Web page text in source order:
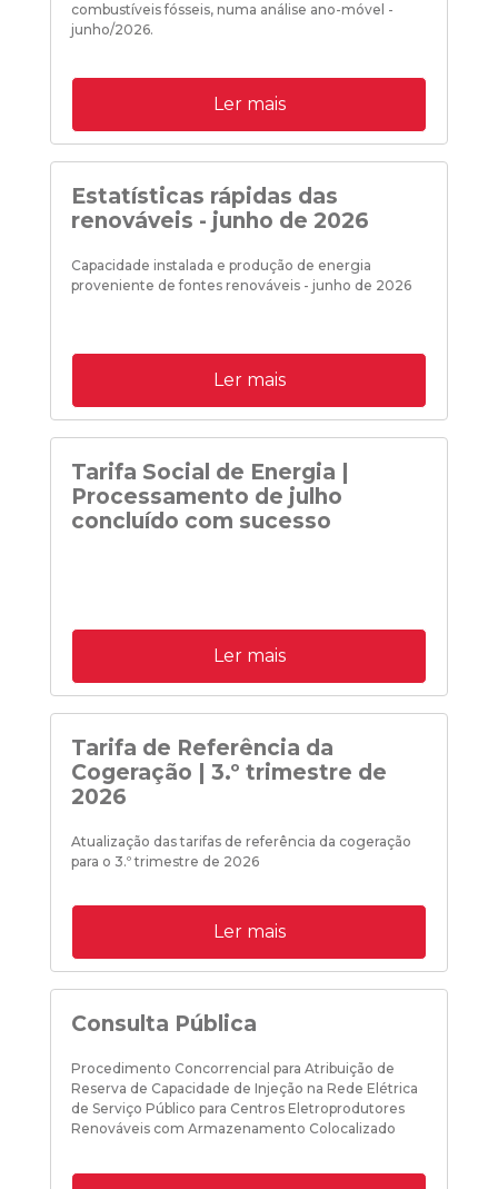
combustíveis fósseis, numa análise ano-móvel -
junho/2026.
Ler mais
Estatísticas rápidas das
renováveis - junho de 2026
Capacidade instalada e produção de energia
proveniente de fontes renováveis - junho de 2026
Ler mais
Tarifa Social de Energia |
Processamento de julho
concluído com sucesso
Ler mais
Tarifa de Referência da
Cogeração | 3.º trimestre de
2026
Atualização das tarifas de referência da cogeração
para o 3.º trimestre de 2026
Ler mais
Consulta Pública
Procedimento Concorrencial para Atribuição de
Reserva de Capacidade de Injeção na Rede Elétrica
de Serviço Público para Centros Eletroprodutores
Renováveis com Armazenamento Colocalizado